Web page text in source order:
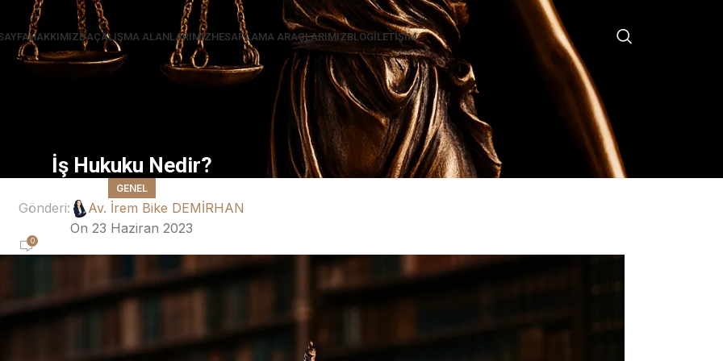
HAKKIMIZDAÇALIŞMA ALANLARIMIZHESAPLAMA ARAÇLARIMIZBLOGİLETIŞIM
İş Hukuku Nedir?
GENEL
Gönderi:
Av. İrem Bike DEMİRHAN
On 23 Haziran 2023
0